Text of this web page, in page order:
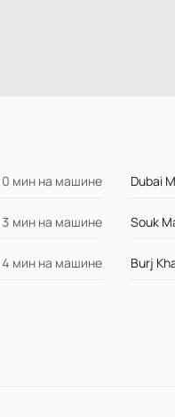
мин на машине Dubai
мин на машине Souk
мин на машине Burj